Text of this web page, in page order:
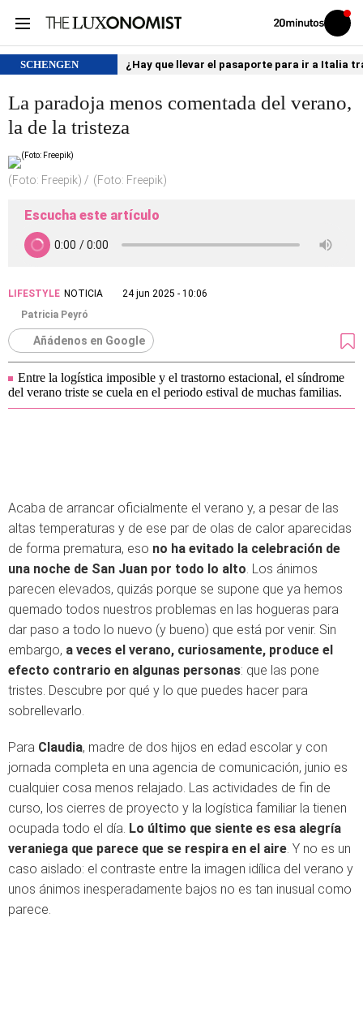
Volver
Iniciar
sesión
SCHENGEN ¿Hay que llevar el pasaporte para ir a Italia
La paradoja menos comentada del verano,
la de la tristeza
(Foto: Freepik) (Foto: Freepik)
Escucha este artículo
LIFESTYLE NOTICIA
24 jun 2025 - 10:06
Patricia Peyró
Añádenos en Google
Entre la logística imposible y el trastorno estacional, el síndrome
del verano triste se cuela en el periodo estival de muchas familias.
Acaba de arrancar oficialmente el verano y, a pesar de las
altas temperaturas y de ese par de olas de calor aparecidas
de forma prematura, eso no ha evitado la celebración de
una noche de San Juan por todo lo alto. Los ánimos
parecen elevados, quizás porque se supone que ya hemos
quemado todos nuestros problemas en las hogueras para
dar paso a todo lo nuevo (y bueno) que está por venir. Sin
embargo, a veces el verano, curiosamente, produce el
efecto contrario en algunas personas: que las pone
tristes. Descubre por qué y lo que puedes hacer para
sobrellevarlo.
Para Claudia, madre de dos hijos en edad escolar y con
jornada completa en una agencia de comunicación, junio es
cualquier cosa menos relajado. Las actividades de fin de
curso, los cierres de proyecto y la logística familiar la tienen
ocupada todo el día. Lo último que siente es esa alegría
veraniega que parece que se respira en el aire. Y no es un
caso aislado: el contraste entre la imagen idílica del verano y
unos ánimos inesperadamente bajos no es tan inusual como
parece.